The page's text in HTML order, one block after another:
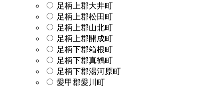
足柄上郡大井町
足柄上郡松田町
足柄上郡山北町
足柄上郡開成町
足柄下郡箱根町
足柄下郡真鶴町
足柄下郡湯河原町
愛甲郡愛川町